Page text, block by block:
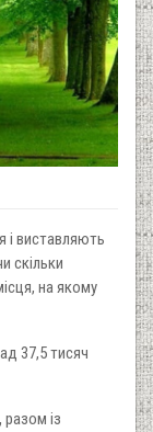
і виставляють
скільки
на якому
37,5 тисяч
, разом із